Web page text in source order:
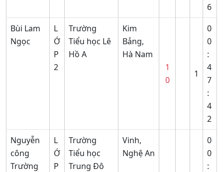
6
Bùi Lam
Ngọc
L
Ớ
P
2
Trường
Tiểu học Lê
Hồ A
Kim
Bảng,
Hà Nam
1
0
1
0
0
:
4
7
:
4
2
Nguyễn
công
Trường
L
Ớ
P
Trường
Tiểu học
Trung Đô
Vinh,
Nghệ An
0
0
: